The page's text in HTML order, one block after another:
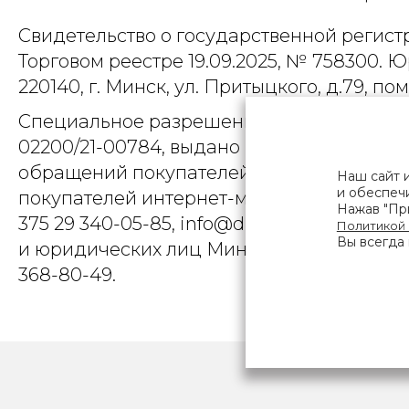
Свидетельство о государственной
Торговом реестре 19.09.2025, № 758300.
220140, г. Минск, ул. Притыцкого, д.79,
Специальное разрешение (лицензия)
02200/21-00784, выдано Министерством
обращений покупателей интернет-
покупателей интернет-магазина о
375 29 340-05-85, info@diarossa.by.
и юридических лиц Минского
368-80-49.
Наш сайт
и
Нажав
Политикой
Вы всегда